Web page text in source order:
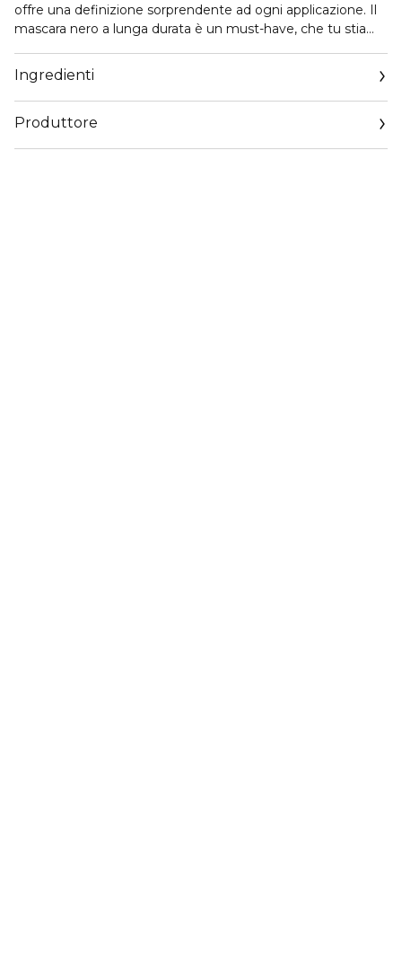
offre una definizione sorprendente ad ogni applicazione. Il
mascara nero a lunga durata è un must-have, che tu stia
ciglia. Lo scovolino in fibra riveste ogni ciglia dalla radice alla
punta, creando un effetto stratificabile per uno stile
naturale o intenso. La formula leggera garantisce un
comfort duraturo per tutto il giorno senza seccare.
Ingredienti
Produttore